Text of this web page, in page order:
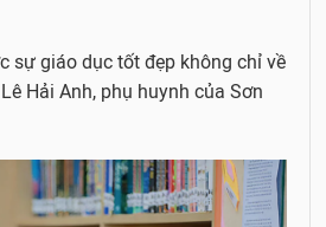
sự giáo dục tốt đẹp không chỉ về
Hải Anh, phụ huynh của Sơn